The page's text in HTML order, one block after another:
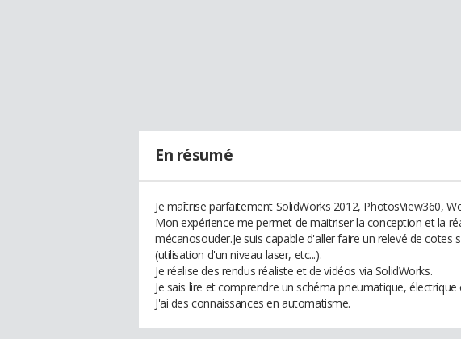
En résumé
Je maîtrise parfaitement SolidWorks 2012, PhotosView360,
Mon expérience me permet de maitriser la conception et la
mécanosouder.Je suis capable d'aller faire un relevé de
(utilisation d'un niveau laser, etc...).
Je réalise des rendus réaliste et de vidéos via SolidWorks.
Je sais lire et comprendre un schéma pneumatique, électrique
J'ai des connaissances en automatisme.